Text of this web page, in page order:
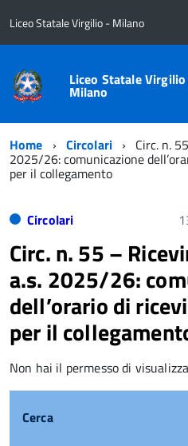
Liceo Statale Virgilio - Milano
Liceo Statale
Milano
Home Circolari Circ. n.
2025/26: comunicazione
per il collegamento
Circolari
Circ. n. 55 –
a.s. 2025/26:
dell’orario di
per il
Non hai il permesso di
Cerca